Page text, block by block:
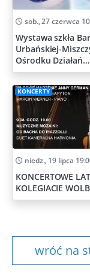
sob., 27 czerwca
Wystawa szkła
Urbańskiej-
Ośrodku Działań
Artystycznych
KONCERTY
niedz., 19 lipca
KONCERTOWE
KOLEGIACIE
wróć na